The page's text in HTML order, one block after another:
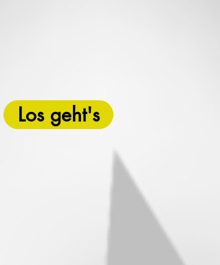
Los geht's